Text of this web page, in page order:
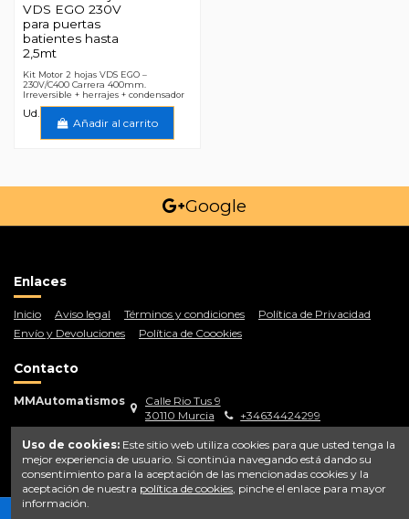
VDS EGO 230V
para puertas
batientes hasta
2,5mt
Kit Motor 2 hojas VDS EGO –
230V/C400 Carrera 400mm.
Irreversible + herrajes + condensador
Ud.
Añadir al carrito
Google
Enlaces
Inicio Aviso legal Términos y condiciones
Política de Privacidad
Envío y Devoluciones
Política de Coookies
Contacto
MMAutomatismos
Calle Rio Tus 9
30110 Murcia
+34634424299
Uso de cookies: Este sitio web utiliza cookies para que usted tenga la
mejor experiencia de usuario. Si continúa navegando está dando su
consentimiento para la aceptación de las mencionadas cookies y la
aceptación de nuestra política de cookies, pinche el enlace para mayor
información.